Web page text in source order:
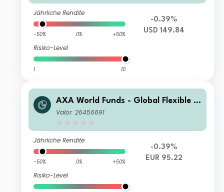
Jährliche Rendite
-50% 0% +50%
Risiko-Level
1 10
-0.39%
USD 149.84
AXA World Funds - Global Flexible P
roperty I Distribution gr EUR (Hedge
Valor: 26456691
Jährliche Rendite
-50% 0% +50%
Risiko-Level
-0.39%
EUR 95.22